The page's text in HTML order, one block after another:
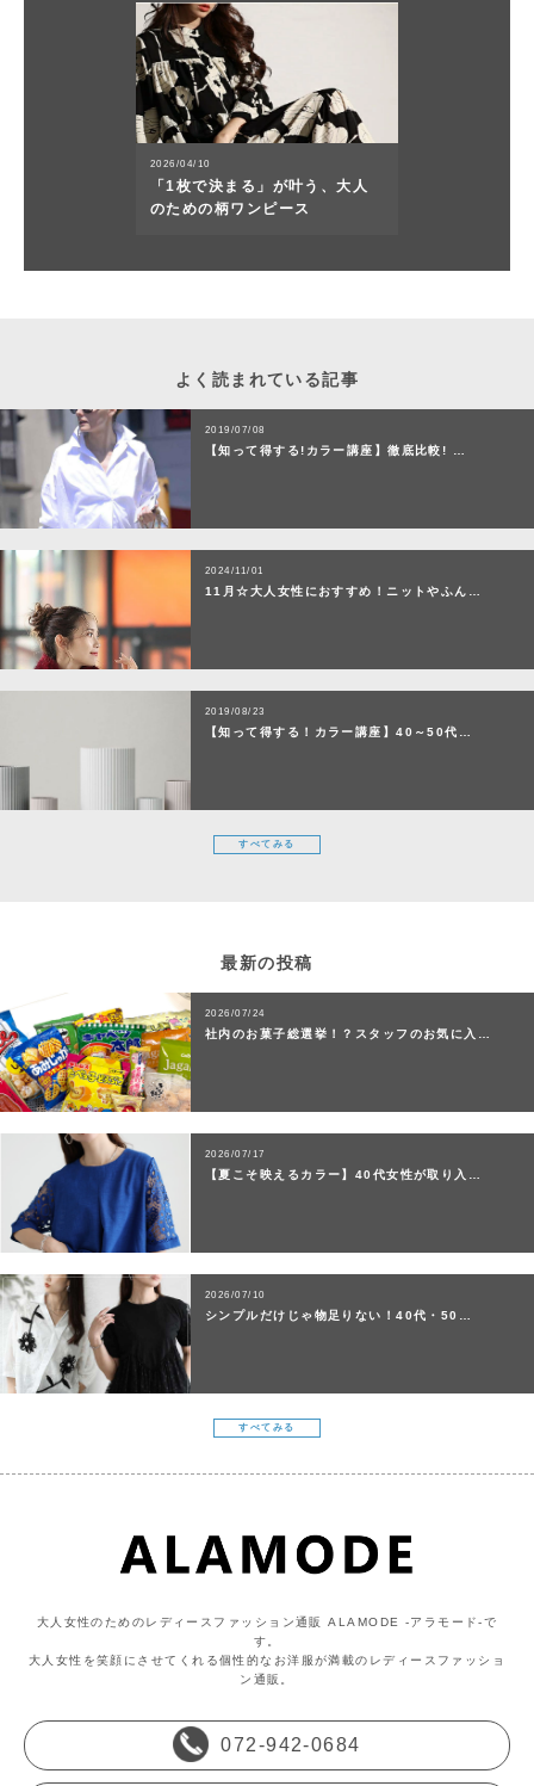
よく読まれている記事
2019/07/08
【知って得する!カラー講座】徹底比較! …
2024/11/01
11月☆大人女性におすすめ！ニットやふん…
2019/08/23
【知って得する！カラー講座】40～50代…
すべてみる
最新の投稿
2026/07/24
社内のお菓子総選挙！？スタッフのお気に入…
2026/07/17
【夏こそ映えるカラー】40代女性が取り入…
2026/07/10
シンプルだけじゃ物足りない！40代・50…
すべてみる
2026/04/10
「1枚で決まる」が叶う、大人
のための柄ワンピース
大人女性のためのレディースファッション通販 ALAMODE -アラモード-で
す。
大人女性を笑顔にさせてくれる個性的なお洋服が満載のレディースファッショ
ン通販。
072-942-0684